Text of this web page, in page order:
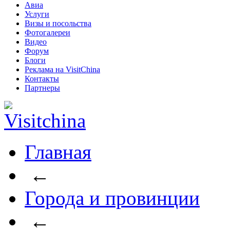
Авиа
Услуги
Визы и посольства
Фотогалереи
Видео
Форум
Блоги
Реклама на VisitChina
Контакты
Партнеры
Главная
←
Города и провинции
←